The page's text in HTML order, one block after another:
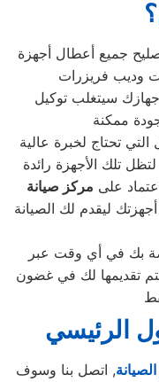
جميع أعطال أجهزة
تحتاج لخبرة عالية
تلك الأجهزة رائدة
على مركز صيانة
ليقدم لك الصيانة
بك في أي وقت عبر
تقديمها لك في غضون
الرئيسي
, اتصل بنا وسوف